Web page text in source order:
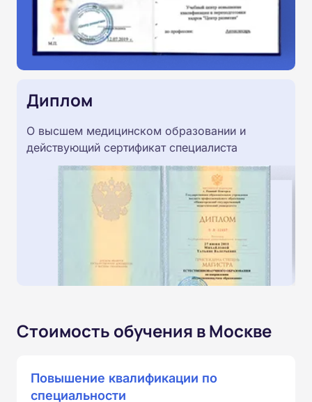
Диплом
О высшем медицинском образовании и
действующий сертификат специалиста
Стоимость обучения в Москве
Повышение квалификации по
специальности